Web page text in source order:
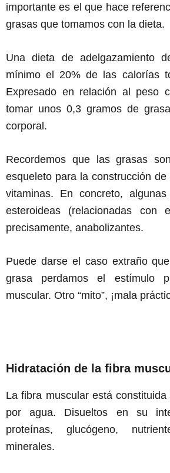
importante es el que hace
grasas que tomamos con la dieta.
Una dieta de adelgazamiento
mínimo el 20% de las calorías
Expresado en relación al peso
tomar unos 0,3 gramos de
corporal.
Recordemos que las grasas
esqueleto para la construcción
vitaminas. En concreto,
esteroideas (relacionadas con
precisamente, anabolizantes.
Puede darse el caso extraño
grasa perdamos el estímulo
muscular. Otro “mito”, ¡mala
Hidratación de la fibra
La fibra muscular está
por agua. Disueltos en su
proteínas, glucógeno,
minerales.